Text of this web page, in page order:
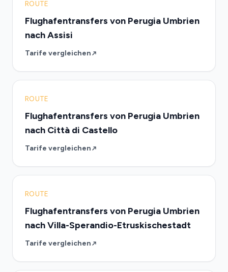
ROUTE
Flughafentransfers von Perugia Umbrien
nach Assisi
Tarife vergleichen
ROUTE
Flughafentransfers von Perugia Umbrien
nach Città di Castello
Tarife vergleichen
ROUTE
Flughafentransfers von Perugia Umbrien
nach Villa-Sperandio-Etruskischestadt
Tarife vergleichen